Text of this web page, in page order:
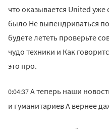
что оказывается United
было Не выпендриваться
будете лететь проверьте
чудо техники и Как
это про.
0:04:37А теперь наши
и гуманитариев А вернее